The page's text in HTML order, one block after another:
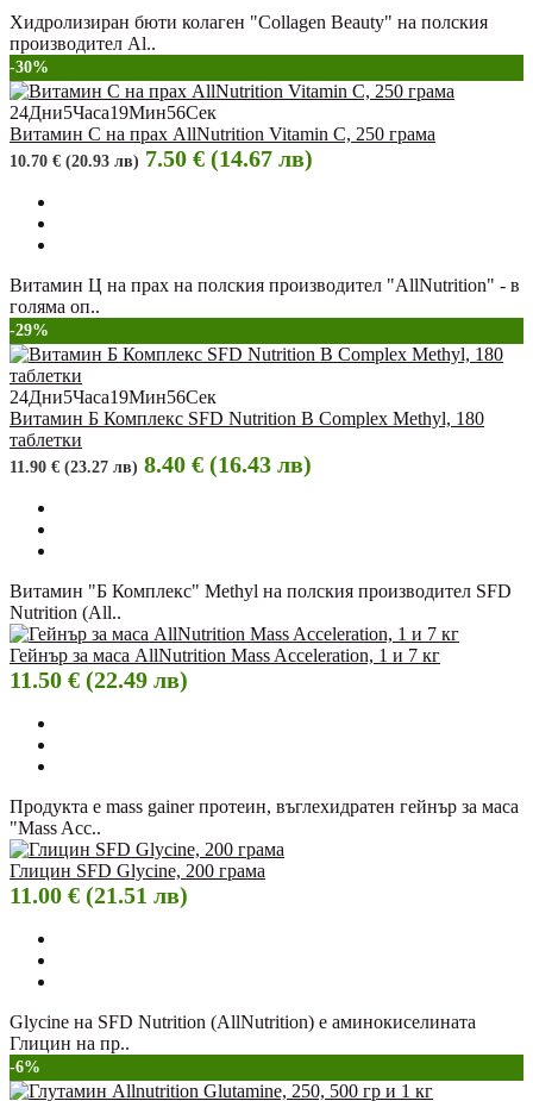
Хидролизиран бюти колаген "Collagen Beauty" на полския
производител Al..
-30%
24Дни5Часа19Мин55Сек
Витамин C на прах AllNutrition Vitamin C, 250 грама
10.70 € (20.93 лв) 7.50 € (14.67 лв)
Витамин Ц на прах на полския производител "AllNutrition" - в
голяма оп..
-29%
24Дни5Часа19Мин55Сек
Витамин Б Комплекс SFD Nutrition B Complex Methyl, 180
таблетки
11.90 € (23.27 лв) 8.40 € (16.43 лв)
Витамин "Б Комплекс" Methyl на полския производител SFD
Nutrition (All..
Гейнър за маса AllNutrition Mass Acceleration, 1 и 7 кг
11.50 € (22.49 лв)
Продукта е mass gainer протеин, въглехидратен гейнър за маса
"Mass Acc..
Глицин SFD Glycine, 200 грама
11.00 € (21.51 лв)
Glycine на SFD Nutrition (AllNutrition) e аминокиселината
Глицин на пр..
-6%